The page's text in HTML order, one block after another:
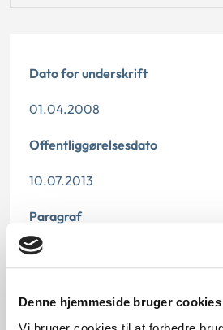
Denne hjemmeside bruger cookies
Dato for underskrift
01.04.2008
Offentliggørelsesdato
10.07.2013
Paragraf
§ 5 § 12
3700021-07